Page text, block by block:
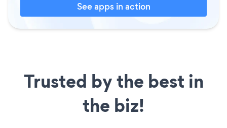
See apps in action
Trusted by the best in
the biz!